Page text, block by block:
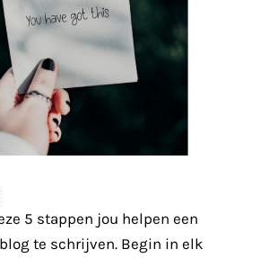
5 stappen jou helpen een
te schrijven. Begin in elk